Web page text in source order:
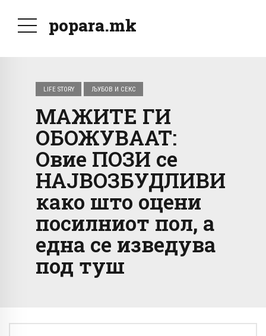
popara.mk
LIFE STORY ЉУБОВ И СЕКС
МАЖИТЕ ГИ
ОБОЖУВААТ:
Овие ПОЗИ се
НАЈВОЗБУДЛИВИ
како што оцени
посилниот пол, а
една се изведува
под туш